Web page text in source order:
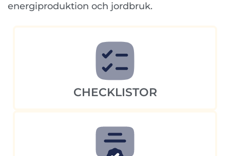
energiproduktion och jordbruk.
CHECKLISTOR